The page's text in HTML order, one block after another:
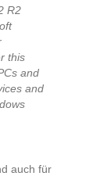
R2
this
and
and
auch für